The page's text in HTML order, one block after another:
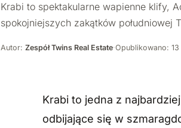
Krabi to spektakularne wapienne klify,
spokojniejszych zakątków południowej
Autor: Zespół Twins Real Estate·Opublikowano:
Krabi to jedna z
odbijające się w